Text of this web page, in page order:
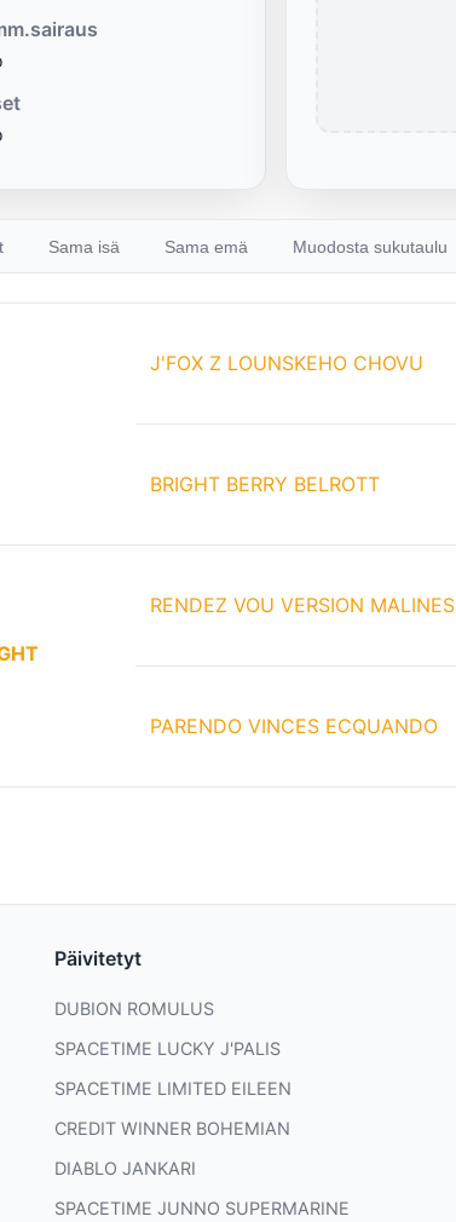
Sama isä Sama emä Muodosta sukutaulu
J'FOX Z LOUNSKEHO CHOVU
BRIGHT BERRY BELROTT
RENDEZ VOU VERSION MALINES
PARENDO VINCES ECQUANDO
Päivitetyt
DUBION ROMULUS
SPACETIME LUCKY J'PALIS
SPACETIME LIMITED EILEEN
CREDIT WINNER BOHEMIAN
DIABLO JANKARI
SPACETIME JUNNO SUPERMARINE